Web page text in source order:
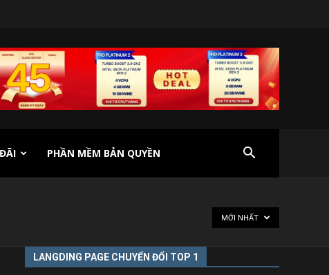
PHẦN MỀM BẢN QUYỀN
MỚI NHẤT
LANGDING PAGE CHUYỂN ĐỔI TOP 1